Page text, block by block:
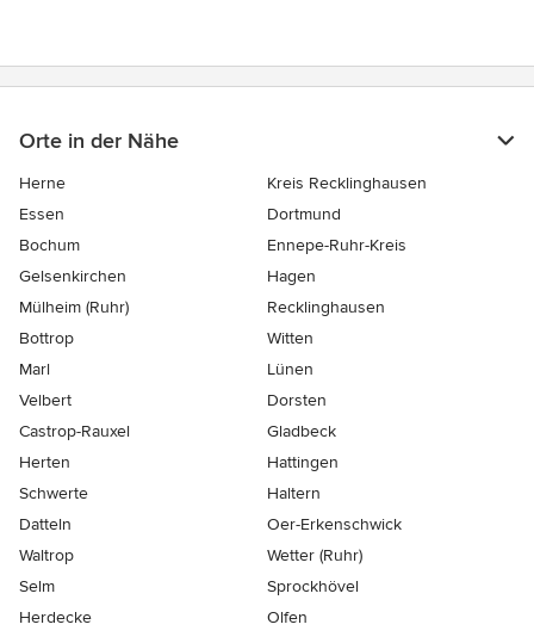
Orte in der Nähe
Herne
Kreis Recklinghausen
Essen
Dortmund
Bochum
Ennepe-Ruhr-Kreis
Gelsenkirchen
Hagen
Mülheim (Ruhr)
Recklinghausen
Bottrop
Witten
Marl
Lünen
Velbert
Dorsten
Castrop-Rauxel
Gladbeck
Herten
Hattingen
Schwerte
Haltern
Datteln
Oer-Erkenschwick
Waltrop
Wetter (Ruhr)
Selm
Sprockhövel
Herdecke
Olfen